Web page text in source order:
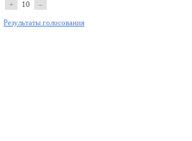
+ 10 –
Результаты голосования